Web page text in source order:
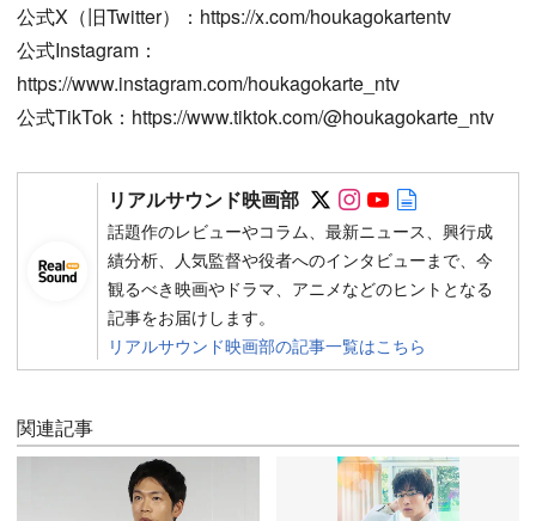
公式X（旧Twitter）：https://x.com/houkagokartentv
公式Instagram：
https://www.instagram.com/houkagokarte_ntv
公式TikTok：https://www.tiktok.com/@houkagokarte_ntv
リアルサウンド映画部 Follow on SNS
Follow on SNS
Follow on
話題作のレビューやコラム、最新ニュース、興行成
績分析、人気監督や役者へのインタビューまで、今
観るべき映画やドラマ、アニメなどのヒントとなる
記事をお届けします。
リアルサウンド映画部の記事一覧はこちら
関連記事